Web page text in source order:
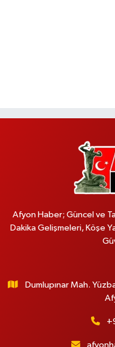
Afyon Haber; Güncel ve
Dakika Gelişmeleri, Köşe
Dumlupınar Mah.